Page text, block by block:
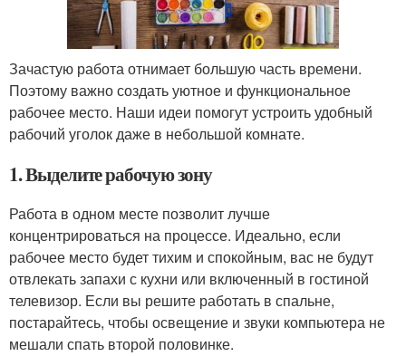
Зачастую работа отнимает большую часть времени.
Поэтому важно создать уютное и функциональное
рабочее место. Наши идеи помогут устроить удобный
рабочий уголок даже в небольшой комнате.
1. Выделите рабочую зону
Работа в одном месте позволит лучше
концентрироваться на процессе. Идеально, если
рабочее место будет тихим и спокойным, вас не будут
отвлекать запахи с кухни или включенный в гостиной
телевизор. Если вы решите работать в спальне,
постарайтесь, чтобы освещение и звуки компьютера не
мешали спать второй половинке.